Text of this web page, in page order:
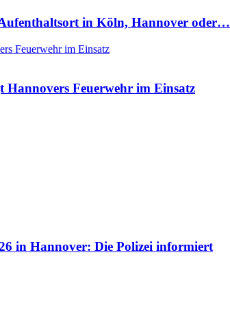
in Köln, Hannover oder…
Hannovers Feuerwehr im Einsatz
in Hannover: Die Polizei informiert